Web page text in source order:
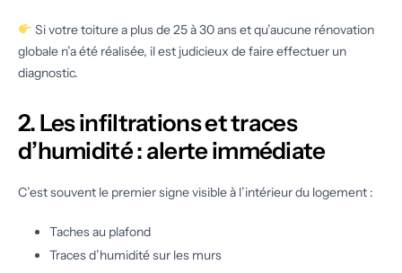
Si votre toiture a plus de 25 à 30 ans et qu’aucune rénovation
globale n’a été réalisée, il est judicieux de faire effectuer un
diagnostic.
2. Les infiltrations et traces
d’humidité : alerte immédiate
C’est souvent le premier signe visible à l’intérieur du logement :
Taches au plafond
Traces d’humidité sur les murs